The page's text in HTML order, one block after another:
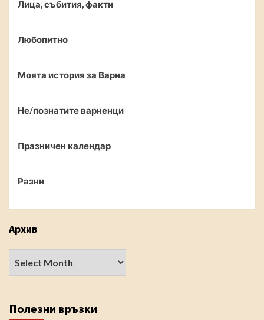
Лица, събития, факти
Любопитно
Моята история за Варна
Не/познатите варненци
Празничен календар
Разни
Архив
Полезни връзки